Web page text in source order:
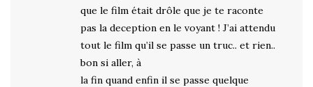
que le film était drôle que je te raconte
pas la deception en le voyant ! J’ai attendu
tout le film qu’il se passe un truc.. et rien..
bon si aller, à
la fin quand enfin il se passe quelque